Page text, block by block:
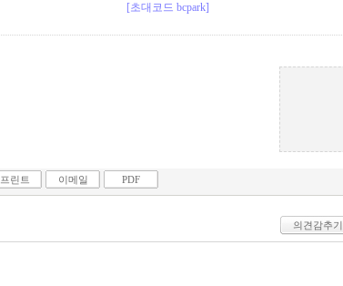
[초대코드 bcpark]
프린트 이메일 PDF
의견감추기